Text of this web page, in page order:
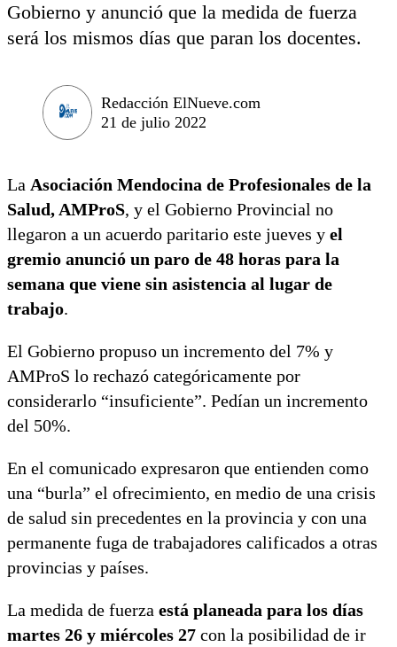
Gobierno y anunció que la medida de fuerza
será los mismos días que paran los docentes.
Redacción ElNueve.com
21 de julio 2022
La Asociación Mendocina de Profesionales de la
Salud, AMProS, y el Gobierno Provincial no
llegaron a un acuerdo paritario este jueves y el
gremio anunció un paro de 48 horas para la
semana que viene sin asistencia al lugar de
trabajo.
El Gobierno propuso un incremento del 7% y
AMProS lo rechazó categóricamente por
considerarlo “insuficiente”. Pedían un incremento
del 50%.
En el comunicado expresaron que entienden como
una “burla” el ofrecimiento, en medio de una crisis
de salud sin precedentes en la provincia y con una
permanente fuga de trabajadores calificados a otras
provincias y países.
La medida de fuerza está planeada para los días
martes 26 y miércoles 27 con la posibilidad de ir